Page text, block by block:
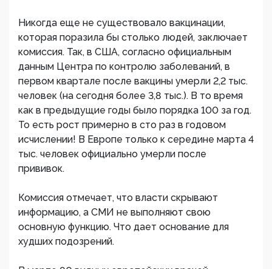
Никогда еще не существовало вакцинации,
которая поразила бы столько людей, заключает
комиссия. Так, в США, согласно официальным
данным Центра по контролю заболеваний, в
первом квартале после вакцины умерли 2,2 тыс.
человек (на сегодня более 3,8 тыс.). В то время
как в предыдущие годы было порядка 100 за год.
То есть рост примерно в сто раз в годовом
исчислении! В Европе только к середине марта 4
тыс. человек официально умерли после
прививок.
Комиссия отмечает, что власти скрывают
информацию, а СМИ не выполняют свою
основную функцию. Что дает основание для
худших подозрений.